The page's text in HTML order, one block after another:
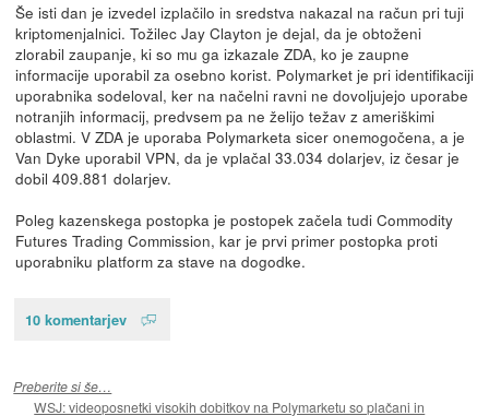
Še isti dan je izvedel izplačilo in sredstva nakazal na račun pri tuji
kriptomenjalnici. Tožilec Jay Clayton je dejal, da je obtoženi
zlorabil zaupanje, ki so mu ga izkazale ZDA, ko je zaupne
informacije uporabil za osebno korist. Polymarket je pri identifikaciji
uporabnika sodeloval, ker na načelni ravni ne dovoljujejo uporabe
notranjih informacij, predvsem pa ne želijo težav z ameriškimi
oblastmi. V ZDA je uporaba Polymarketa sicer onemogočena, a je
Van Dyke uporabil VPN, da je vplačal 33.034 dolarjev, iz česar je
dobil 409.881 dolarjev.
Poleg kazenskega postopka je postopek začela tudi Commodity
Futures Trading Commission, kar je prvi primer postopka proti
uporabniku platform za stave na dogodke.
10 komentarjev
Preberite si še…
WSJ: videoposnetki visokih dobitkov na Polymarketu so plačani in